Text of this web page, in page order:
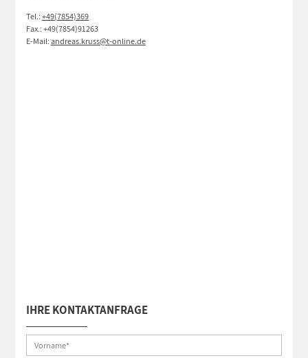
Tel.:+49(7854)369
Fax.: +49(7854)91263
E-Mail:andreas.kruss@t-online.de
IHRE KONTAKTANFRAGE